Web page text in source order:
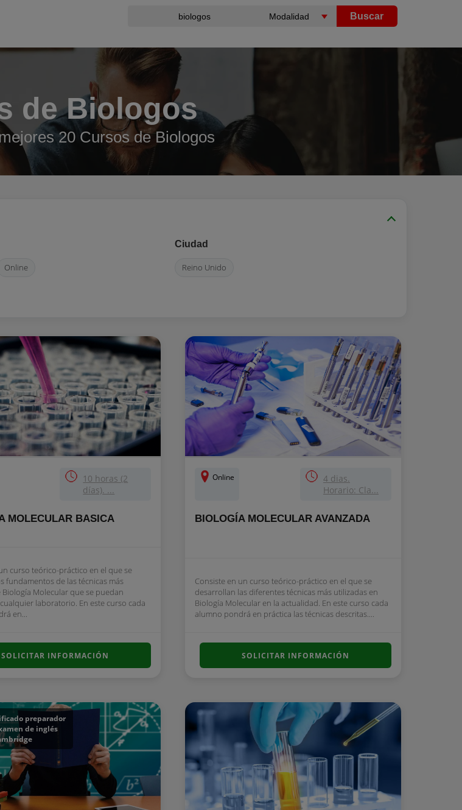
Buscar
de Biologos
20 Cursos de Biologos
Online
Ciudad
Reino Unido
10 horas (2
días). ...
MOLECULAR BASICA
curso teórico-práctico en el que se
fundamentos de las técnicas más
Biología Molecular que se puedan
laboratorio. En este curso cada
en...
SOLICITAR INFORMACIÓN
Online
4 dias.
Horario: Cla...
BIOLOGÍA MOLECULAR AVANZADA
Consiste en un curso teórico-práctico en el que se
desarrollan las diferentes técnicas más utilizadas en
Biología Molecular en la actualidad. En este curso cada
alumno pondrá en práctica las técnicas descritas....
SOLICITAR INFORMACIÓN
preparador
de inglés